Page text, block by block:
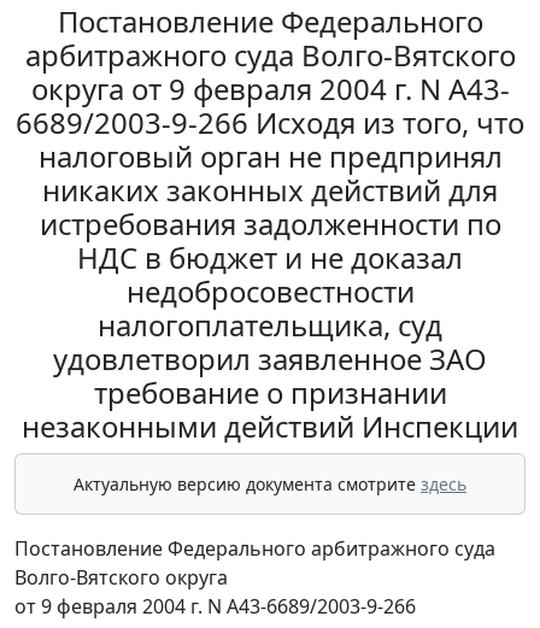
Постановление Федерального
арбитражного суда Волго-Вятского
округа от 9 февраля 2004 г. N А43-
6689/2003-9-266 Исходя из того, что
налоговый орган не предпринял
никаких законных действий для
истребования задолженности по
НДС в бюджет и не доказал
недобросовестности
налогоплательщика, суд
удовлетворил заявленное ЗАО
требование о признании
незаконными действий Инспекции
Актуальную версию документа смотрите здесь
Постановление Федерального арбитражного суда
Волго-Вятского округа
от 9 февраля 2004 г. N А43-6689/2003-9-266